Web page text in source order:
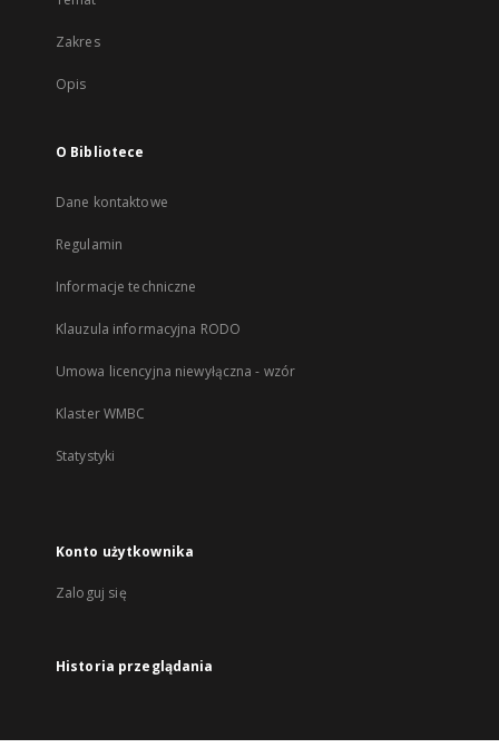
Zakres
Opis
O Bibliotece
Dane kontaktowe
Regulamin
Informacje techniczne
Klauzula informacyjna RODO
Umowa licencyjna niewyłączna - wzór
Klaster WMBC
Statystyki
Konto użytkownika
Zaloguj się
Historia przeglądania